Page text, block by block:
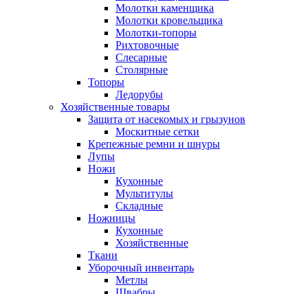
Молотки каменщика
Молотки кровельщика
Молотки-топоры
Рихтовочные
Слесарные
Столярные
Топоры
Ледорубы
Хозяйственные товары
Защита от насекомых и грызунов
Москитные сетки
Крепежные ремни и шнуры
Лупы
Ножи
Кухонные
Мультитулы
Складные
Ножницы
Кухонные
Хозяйственные
Ткани
Уборочный инвентарь
Метлы